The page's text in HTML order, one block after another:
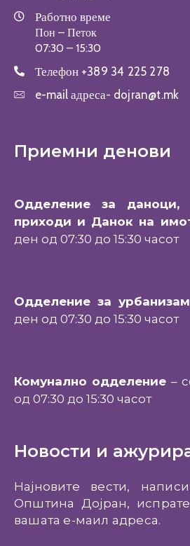
Работно време
Пон – Петок
07:30 – 15:30
Телефон +389 34 225 278
e-mail адреса- dojran@t.mk
Приемни денови
Одделение за даноци,
приходи и Данок на
ден од 07:30 до 15:30 часот
Одделение за урбанизам
ден од 07:30 до 15:30 часот
Комунално одделение –
од 07:30 до 15:30 часот
Новости и
Најновите вести,
Општина Дојран,
вашата е-маил адреса.